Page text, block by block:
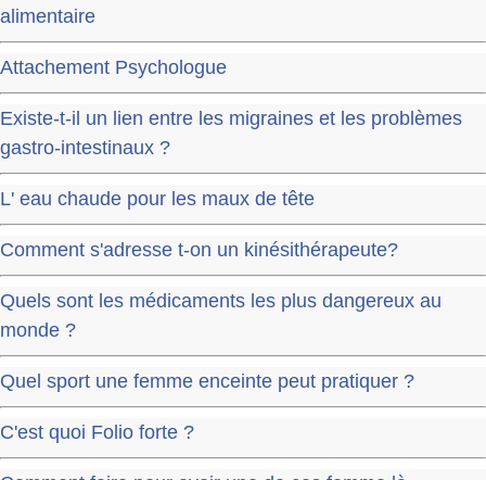
alimentaire
Attachement Psychologue
Existe-t-il un lien entre les migraines et les problèmes
gastro-intestinaux ?
L' eau chaude pour les maux de tête
Comment s'adresse t-on un kinésithérapeute?
Quels sont les médicaments les plus dangereux au
monde ?
Quel sport une femme enceinte peut pratiquer ?
C'est quoi Folio forte ?